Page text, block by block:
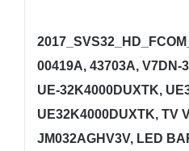
00419A, 43703A, V7DN-
UE-32K4000DUXTK,
UE32K4000DUXTK, TV
JM032AGHV3V, LED